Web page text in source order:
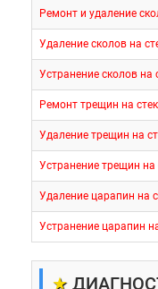
Ремонт и удаление
Удаление сколов на
Устранение сколов на
Ремонт трещин на
Удаление трещин на
Устранение трещин на
Удаление царапин на
Устранение царапин
★